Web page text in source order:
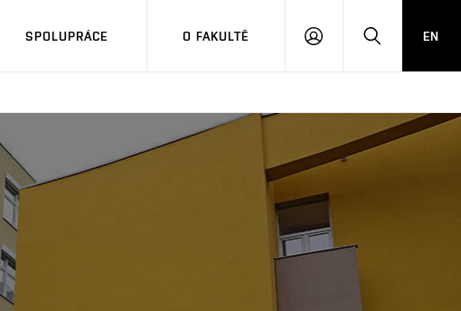
SPOLUPRÁCE O FAKULTĚ
PŘIHLÁSITHLEDAT
EN